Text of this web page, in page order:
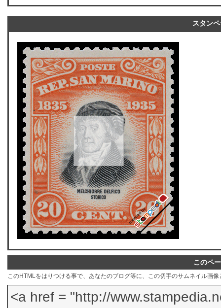
スタン
このペ
このHTMLをはりつける事で、あなたのブログ等に、この切手のサムネイル画